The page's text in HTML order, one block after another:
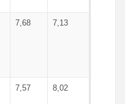
7,68 7,13
7,57 8,02